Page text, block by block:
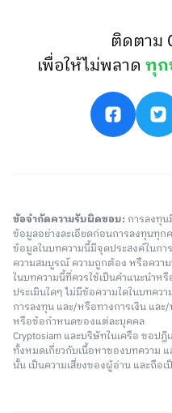
ติดตาม
เพื่อให้ไม่พลาดทุก
ข้อจำกัดความรับผิดชอบ: การลงทุ
ข้อมูลอย่างละเอียดก่อนการลงทุนทุก
ข้อมูลในบทความนี้มีจุดประสงค์ในกา
ความสมบูรณ์ ความถูกต้อง หรือควา
ในบทความนี้ที่ควรใช้เป็นคำแนะนำห
ประเมินใดๆ ไม่มีข้อความใดในบทคว
การลงทุน และ/หรือทางการเงิน แล
หรือข้อกำหนดของแต่ละบุคคล
Cryptosiam และบริษัทในเครือ ขอป
ทั้งหมดเกี่ยวกับเนื้อหาของบทความ
นั้น เป็นความเสี่ยงของผู้อ่าน และถือเ